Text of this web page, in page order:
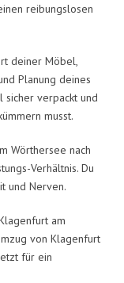
reibungslosen
deiner Möbel,
Planung deines
sicher verpackt und
musst.
Wörthersee nach
Verhältnis. Du
und Nerven.
am
von Klagenfurt
für ein